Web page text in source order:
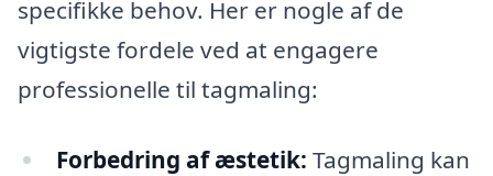
specifikke behov. Her er nogle af de
vigtigste fordele ved at engagere
professionelle til tagmaling:
Forbedring af æstetik: Tagmaling kan